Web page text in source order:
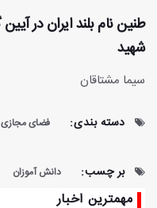
شهید
سیما مشتاقان
دسته بندی: فضای مجازی
بر چسب: دانش آموزان
مهمترین اخبار